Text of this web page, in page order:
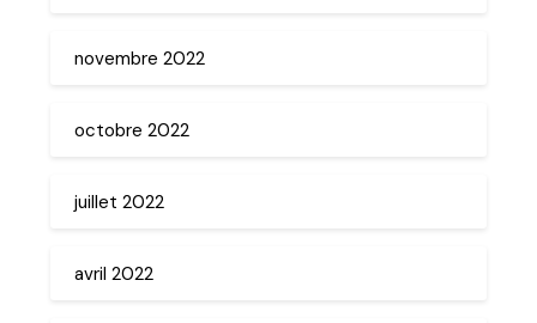
novembre 2022
octobre 2022
juillet 2022
avril 2022